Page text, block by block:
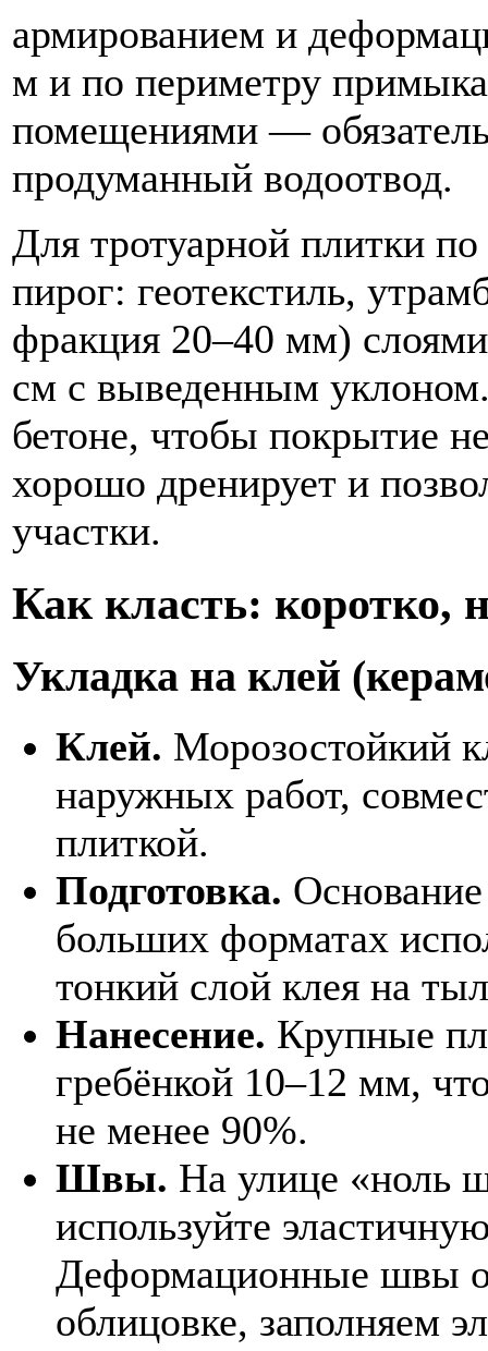
армированием и
м и по периметру
помещениями —
продуманный водоотвод.
Для тротуарной плитки
пирог: геотекстиль,
фракция 20–40 мм)
см с выведенным
бетоне, чтобы покрытие
хорошо дренирует и
участки.
Как класть: коротко,
Укладка на клей
Клей. Морозостойкий
наружных работ,
плиткой.
Подготовка.
больших форматах
тонкий слой клея на
Нанесение. Крупные
гребёнкой 10–12 мм,
не менее 90%.
Швы. На улице «ноль
используйте
Деформационные швы
облицовке, заполняем